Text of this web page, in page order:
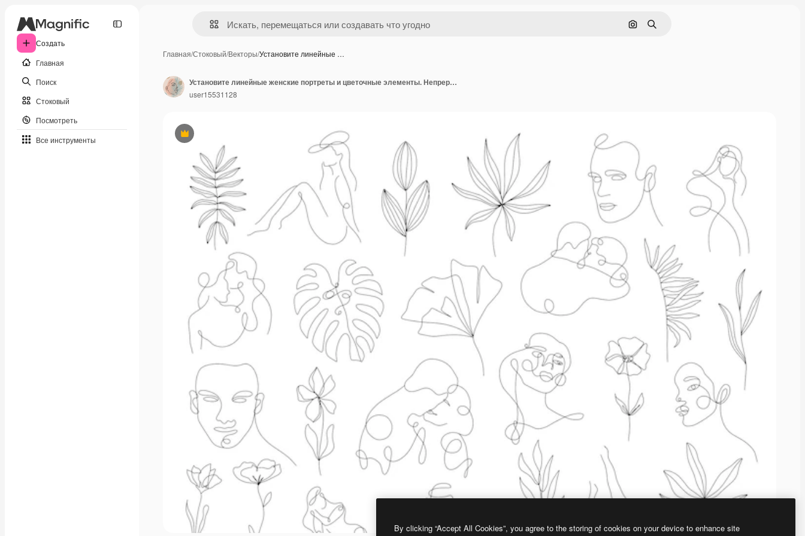
Создать
Главная
Поиск
Стоковый
Посмотреть
Все инструменты
Поиск по изображению
Поиск
Главная/Стоковый/Векторы/Установите линейные …
Премиум
Установите линейные женские портреты и цветочные элементы. Непрерывный линейный силуэт женского лица.
user15531128
By clicking “Accept All Cookies”, you agree to the storing of cookies on your device to enhance site